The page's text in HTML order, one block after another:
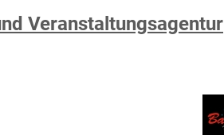
Veranstaltungsagentur